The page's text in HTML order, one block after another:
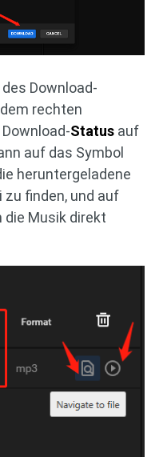
Download-
rechten
Status auf
auf das Symbol
heruntergeladene
zu finden, und auf
die Musik direkt